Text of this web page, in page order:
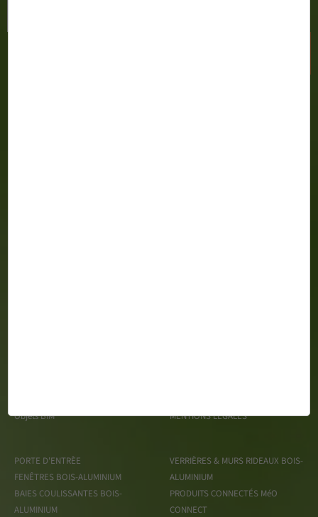
Objets BIM
MENTIONS LÉGALES
PORTE D'ENTRÈE
FENÊTRES BOIS-ALUMINIUM
BAIES COULISSANTES BOIS-
ALUMINIUM
VERRIÈRES & MURS RIDEAUX BOIS-
ALUMINIUM
PRODUITS CONNECTÉS MéO
CONNECT